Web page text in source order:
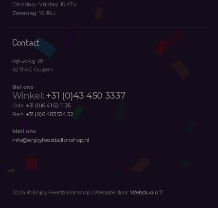
Dinsdag - Vrijdag: 10-17u
Zaterdag: 10-16u
Contact
Rijksweg 38
6271 AG Gulpen
Bel ons
Winkel: +31 (0)43 450 3337
Oda: +31 (0)6 41 52 11 35
Bert: +31 (0)6 483 554 52
Mail ons
info@enjoyfeestballonshop.nl
2024 © Enjoy Feestballonshop | Website door Webstudio 7